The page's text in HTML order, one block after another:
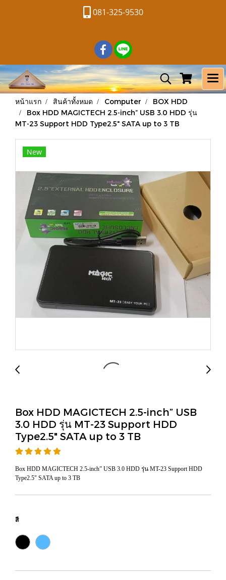
081-325-9530
หน้าแรก สินค้าทั้งหมด Computer
BOX HDD
Box HDD MAGICTECH 2.5-inch” USB 3.0 HDD รุ่น
MT-23 Support HDD Type2.5" SATA up to 3 TB
New
Box HDD MAGICTECH 2.5-inch” USB
3.0 HDD รุ่น MT-23 Support HDD
Type2.5" SATA up to 3 TB
Box HDD MAGICTECH 2.5-inch” USB 3.0 HDD รุ่น MT-23 Support HDD
Type2.5" SATA up to 3 TB
สี